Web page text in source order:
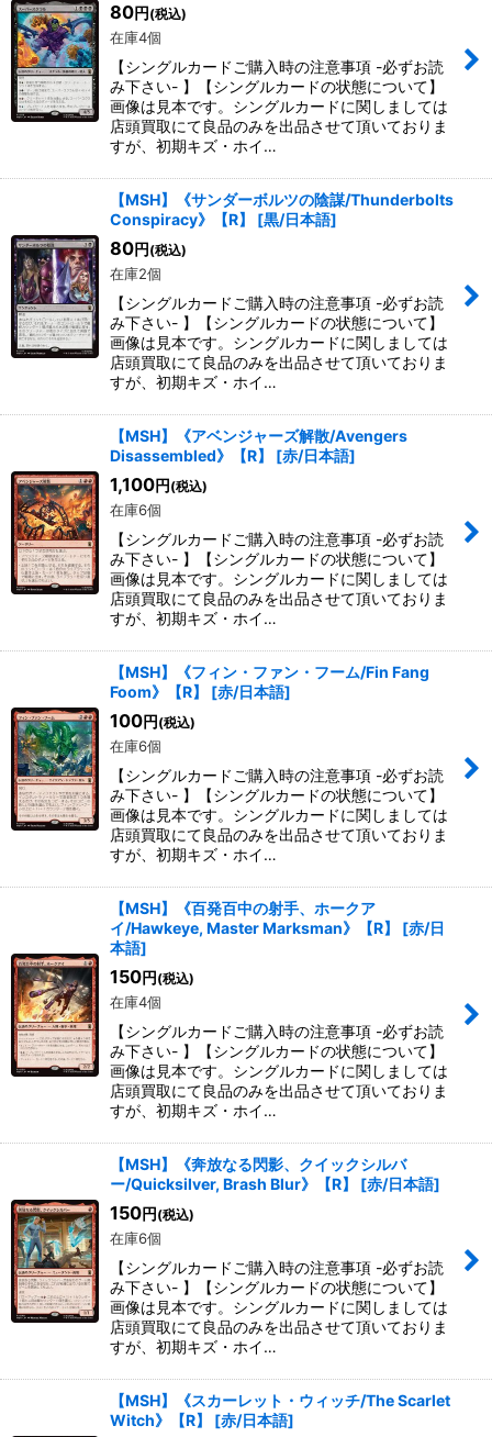
80円 (税込)
在庫4個
【シングルカードご購入時の注意事項 -必ずお読
み下さい- 】【シングルカードの状態について】
画像は見本です。シングルカードに関しましては
店頭買取にて良品のみを出品させて頂いておりま
すが、初期キズ・ホイ…
【MSH】《サンダーボルツの陰謀/Thunderbolts
Conspiracy》【R】
[黒/日本語]
80円 (税込)
在庫2個
【シングルカードご購入時の注意事項 -必ずお読
み下さい- 】【シングルカードの状態について】
画像は見本です。シングルカードに関しましては
店頭買取にて良品のみを出品させて頂いておりま
すが、初期キズ・ホイ…
【MSH】《アベンジャーズ解散/Avengers
Disassembled》【R】
[赤/日本語]
1,100円 (税込)
在庫6個
【シングルカードご購入時の注意事項 -必ずお読
み下さい- 】【シングルカードの状態について】
画像は見本です。シングルカードに関しましては
店頭買取にて良品のみを出品させて頂いておりま
すが、初期キズ・ホイ…
【MSH】《フィン・ファン・フーム/Fin Fang
Foom》【R】
[赤/日本語]
100円 (税込)
在庫6個
【シングルカードご購入時の注意事項 -必ずお読
み下さい- 】【シングルカードの状態について】
画像は見本です。シングルカードに関しましては
店頭買取にて良品のみを出品させて頂いておりま
すが、初期キズ・ホイ…
【MSH】《百発百中の射手、ホークア
イ/Hawkeye, Master Marksman》【R】
[赤/日
本語]
150円 (税込)
在庫4個
【シングルカードご購入時の注意事項 -必ずお読
み下さい- 】【シングルカードの状態について】
画像は見本です。シングルカードに関しましては
店頭買取にて良品のみを出品させて頂いておりま
すが、初期キズ・ホイ…
【MSH】《奔放なる閃影、クイックシルバ
ー/Quicksilver, Brash Blur》【R】
[赤/日本語]
150円 (税込)
在庫6個
【シングルカードご購入時の注意事項 -必ずお読
み下さい- 】【シングルカードの状態について】
画像は見本です。シングルカードに関しましては
店頭買取にて良品のみを出品させて頂いておりま
すが、初期キズ・ホイ…
【MSH】《スカーレット・ウィッチ/The Scarlet
Witch》【R】
[赤/日本語]